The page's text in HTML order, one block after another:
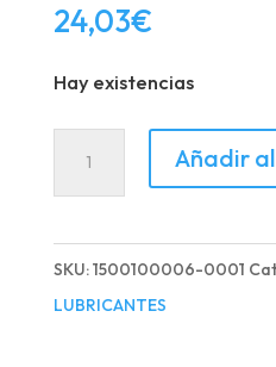
24,03€
Hay existencias
D/G/M/R/T-
Añadir
SKU:1500100006-0001
LUBRICANTES